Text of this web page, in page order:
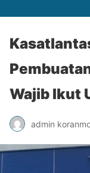
Wajib Ikut
admin